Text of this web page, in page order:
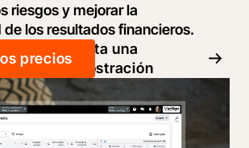
riesgos y mejorar la
los resultados financieros.
precios
Solicita una
demostración